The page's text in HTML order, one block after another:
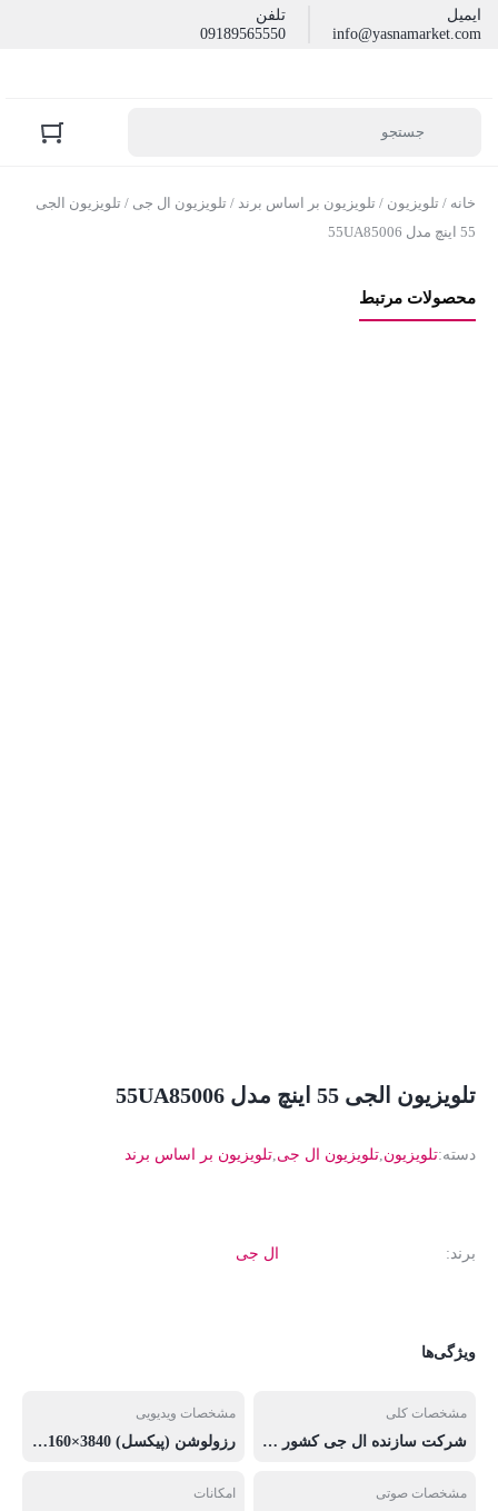
ایمیل
info@yasnamarket.com
تلفن
09189565550
خانه / تلویزیون / تلویزیون بر اساس برند / تلویزیون ال جی / تلویزیون الجی
55 اینچ مدل 55UA85006
محصولات مرتبط
تلویزیون الجی 55 اینچ مدل 55UA85006
دسته:تلویزیون,تلویزیون ال جی,تلویزیون بر اساس برند
برند: ال جی
ویژگی‌ها
مشخصات کلی
شرکت سازنده ال جی کشور تولید کننده کره جنوبی کشور منتاژ مصری سری LG UHD AI UA85 سال ساخت 2025 مدل 55UA85006LA اندازه صفحه نمایش 55 اینچ نوع صفحه نمایش تخت نمایش کیفیت تصویر تصویر 4k تعداد ورودی آنتن گیرنده 2 عدد
مشخصات ویدیویی
رزولوشن (پیکسل) 3840×2160 حداکثر رفرش ریت (هرتز) 60 HZ بکلایت α7 AI Processor 4K Gen8 پردازشگر تصویر 4k وضوح تصویر 3840×2160 روشنای ارتقاع نور محدوده دینامیکی بالا ( HDR ) Dolby Vision Dolby Vision IQ قابليت ارتقاء کيفيت تصوير حافظه داخلی کلی (گیگابایت) VA روشنایی فوق العاده
مشخصات صوتی امکانات